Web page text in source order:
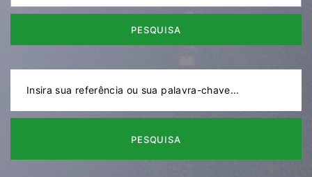
PESQUISA
PESQUISA